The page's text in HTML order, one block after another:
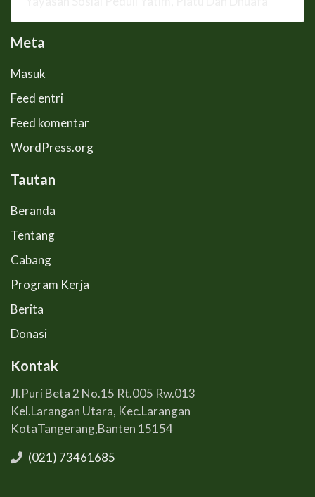
Meta
Masuk
Feed entri
Feed komentar
WordPress.org
Tautan
Beranda
Tentang
Cabang
Program Kerja
Berita
Donasi
Kontak
Jl.Puri Beta 2 No.15 Rt.005 Rw.013
Kel.Larangan Utara, Kec.Larangan
KotaTangerang,Banten 15154
(021) 73461685